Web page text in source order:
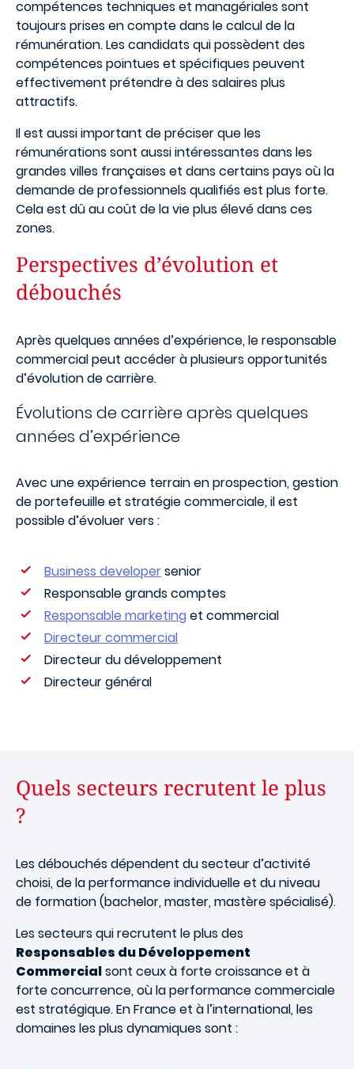
compétences techniques et managériales sont
toujours prises en compte dans le calcul de la
rémunération. Les candidats qui possèdent des
compétences pointues et spécifiques peuvent
effectivement prétendre à des salaires plus
attractifs.
Il est aussi important de préciser que les
rémunérations sont aussi intéressantes dans les
grandes villes françaises et dans certains pays où la
demande de professionnels qualifiés est plus forte.
Cela est dû au coût de la vie plus élevé dans ces
zones.
Perspectives d’évolution et
débouchés
Après quelques années d’expérience, le responsable
commercial peut accéder à plusieurs opportunités
d’évolution de carrière.
Évolutions de carrière après quelques
années d’expérience
Avec une expérience terrain en prospection, gestion
de portefeuille et stratégie commerciale, il est
possible d’évoluer vers :
Business developersenior
Responsable grands comptes
Responsable marketinget commercial
Directeur commercial
Directeur du développement
Directeur général
Quels secteurs recrutent le plus
?
Les débouchés dépendent du secteur d’activité
choisi, de la performance individuelle et du niveau
de formation (bachelor, master, mastère spécialisé).
Les secteurs qui recrutent le plus des
Responsables du Développement
Commercialsont ceux à forte croissance et à
forte concurrence, où la performance commerciale
est stratégique. En France et à l’international, les
domaines les plus dynamiques sont :